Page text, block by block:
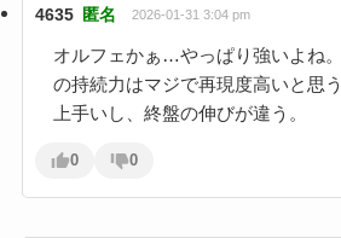
4635 匿名 2026-01-31 3:04 pm
オルフェかぁ…やっぱり強いよね
の持続力はマジで再現度高いと思
上手いし、終盤の伸びが違う。
0 0